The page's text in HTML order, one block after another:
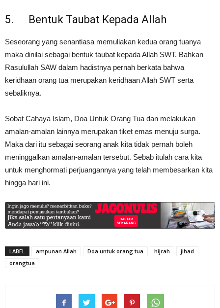
5. Bentuk Taubat Kepada Allah
Seseorang yang senantiasa memuliakan kedua orang tuanya
maka dinilai sebagai bentuk taubat kepada Allah SWT. Bahkan
Rasulullah SAW dalam hadistnya pernah berkata bahwa
keridhaan orang tua merupakan keridhaan Allah SWT serta
sebaliknya.
Sobat Cahaya Islam, Doa Untuk Orang Tua dan melakukan
amalan-amalan lainnya merupakan tiket emas menuju surga.
Maka dari itu sebagai seorang anak kita tidak pernah boleh
meninggalkan amalan-amalan tersebut. Sebab itulah cara kita
untuk menghormati perjuangannya yang telah membesarkan kita
hingga hari ini.
LABEL ampunan Allah Doa untuk orang tua hijrah
jihad
orangtua